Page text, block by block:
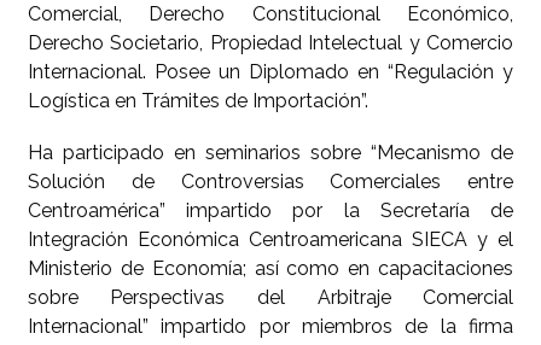
Comercial, Derecho Constitucional Económico,
Derecho Societario, Propiedad Intelectual y Comercio
Internacional. Posee un Diplomado en “Regulación y
Logística en Trámites de Importación”.
Ha participado en seminarios sobre “Mecanismo de
Solución de Controversias Comerciales entre
Centroamérica” impartido por la Secretaría de
Integración Económica Centroamericana SIECA y el
Ministerio de Economía; así como en capacitaciones
sobre Perspectivas del Arbitraje Comercial
Internacional” impartido por miembros de la firma